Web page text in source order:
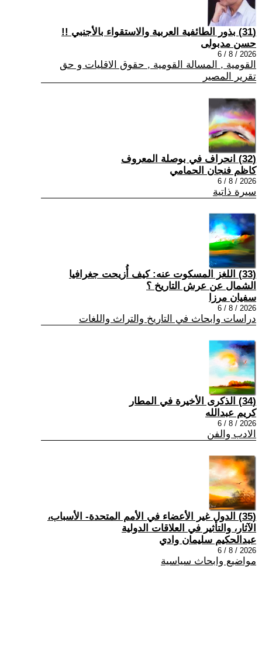
(31) بذور الطائفية العربية والاستقواء بالأجنبي !!
حسن مدبولى
2026 / 8 / 6
القومية , المسالة القومية , حقوق الاقليات و حق
تقرير المصير
(32) انحراف في بوصلة المعروف
كاظم فنجان الحمامي
2026 / 8 / 6
سيرة ذاتية
(33) اللغز المسكوت عنه: كيف أُزيحت جغرافيا
الشمال عن عرش التاريخ ؟
سفيان مرزا
2026 / 8 / 6
دراسات وابحاث في التاريخ والتراث واللغات
(34) الذكرى الأخيرة في المطار
كريم عبدالله
2026 / 8 / 6
الادب والفن
(35) الدول غير الأعضاء في الأمم المتحدة- الأسباب،
الآثار، والتأثير في العلاقات الدولية
عبدالحكيم سليمان وادي
2026 / 8 / 6
مواضيع وابحاث سياسية